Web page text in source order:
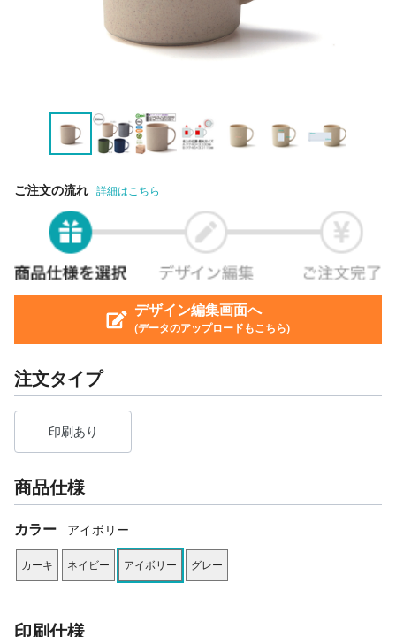
ご注文の流れ 詳細はこちら
デザイン編集画面へ
(データのアップロードもこちら)
注文タイプ
印刷あり
商品仕様
カラー アイボリー
カーキ ネイビー アイボリー グレー
印刷仕様